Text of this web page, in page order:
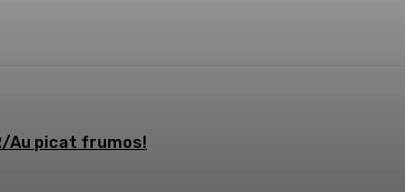
Au picat frumos!